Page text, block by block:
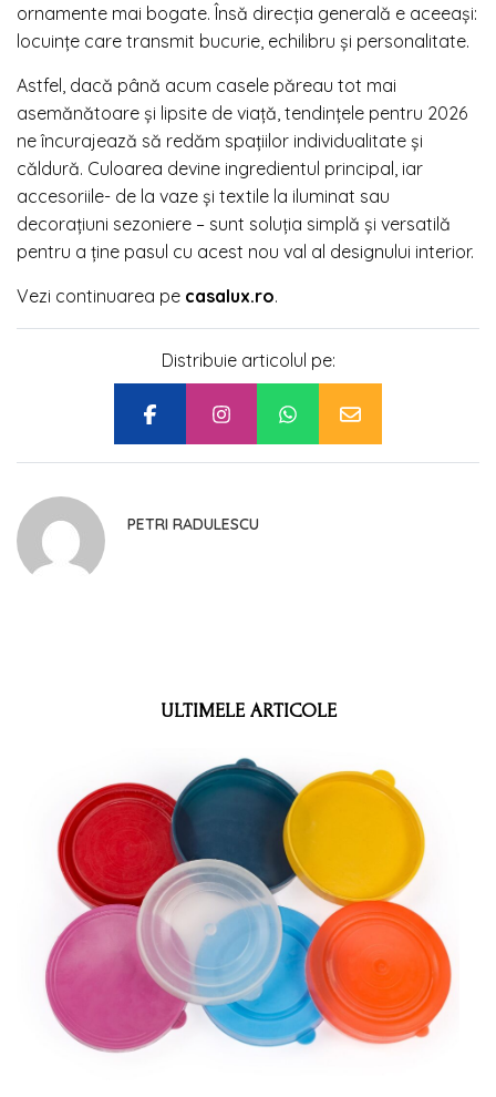
ornamente mai bogate. Însă direcția generală e aceeași:
locuințe care transmit bucurie, echilibru și personalitate.
Astfel, dacă până acum casele păreau tot mai
asemănătoare și lipsite de viață, tendințele pentru 2026
ne încurajează să redăm spațiilor individualitate și
căldură. Culoarea devine ingredientul principal, iar
accesoriile- de la vaze și textile la iluminat sau
decorațiuni sezoniere – sunt soluția simplă și versatilă
pentru a ține pasul cu acest nou val al designului interior.
Vezi continuarea pe casalux.ro.
Distribuie articolul pe:
PETRI RADULESCU
ULTIMELE ARTICOLE